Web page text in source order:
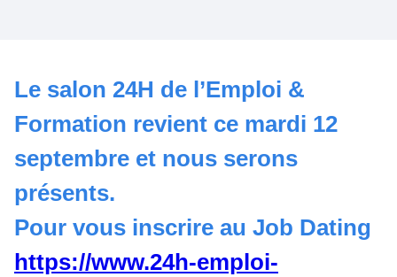
Le salon 24H de l’Emploi &
Formation revient ce mardi 12
septembre et nous serons
présents.
Pour vous inscrire au Job Dating
https://www.24h-emploi-